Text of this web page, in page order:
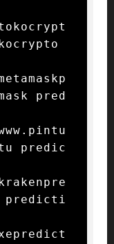
pred
predic
predicti